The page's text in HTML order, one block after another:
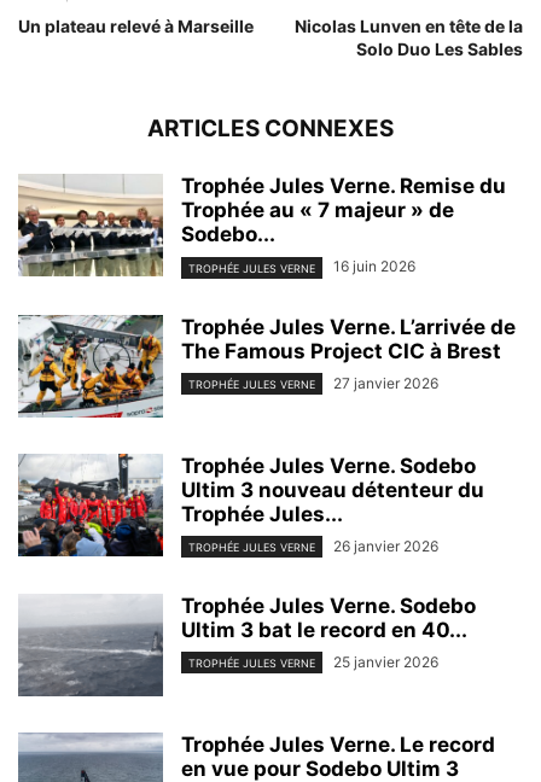
Un plateau relevé à Marseille
Nicolas Lunven en tête de la
Solo Duo Les Sables
ARTICLES CONNEXES
Trophée Jules Verne. Remise du
Trophée au « 7 majeur » de
Sodebo...
TROPHÉE JULES VERNE 16 juin 2026
Trophée Jules Verne. L’arrivée de
The Famous Project CIC à Brest
TROPHÉE JULES VERNE 27 janvier 2026
Trophée Jules Verne. Sodebo
Ultim 3 nouveau détenteur du
Trophée Jules...
TROPHÉE JULES VERNE 26 janvier 2026
Trophée Jules Verne. Sodebo
Ultim 3 bat le record en 40...
TROPHÉE JULES VERNE 25 janvier 2026
Trophée Jules Verne. Le record
en vue pour Sodebo Ultim 3